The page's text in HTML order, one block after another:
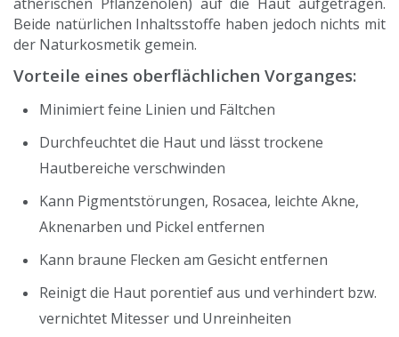
Beide natürlichen Inhaltsstoffe haben jedoch nichts mit
der Naturkosmetik gemein.
Vorteile eines oberflächlichen Vorganges:
Minimiert feine Linien und Fältchen
Durchfeuchtet die Haut und lässt trockene
Hautbereiche verschwinden
Kann Pigmentstörungen, Rosacea, leichte Akne,
Aknenarben und Pickel entfernen
Kann braune Flecken am Gesicht entfernen
Reinigt die Haut porentief aus und verhindert bzw.
vernichtet Mitesser und Unreinheiten